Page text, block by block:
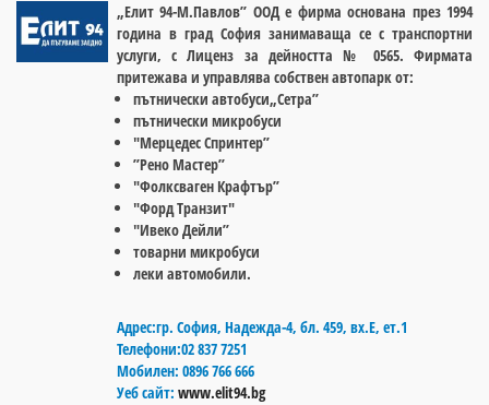
„Елит 94-М.Павлов” ООД е фирма основана през 1994
година в град София занимаваща се с транспортни
услуги, с Лиценз за дейността № 0565. Фирмата
притежава и управлява собствен автопарк от:
пътнически автобуси„Сетра”
пътнически микробуси
"Мерцедес Спринтер”
”Рено Мастер”
"Фолксваген Крафтър”
"Форд Транзит"
"Ивеко Дейли”
товарни микробуси
леки автомобили.
Адрес:гр. София, Hадежда-4, бл. 459, вх.Е, ет.1
Телефони:02 837 7251
Мобилен: 0896 766 666
Уеб сайт: www.elit94.bg